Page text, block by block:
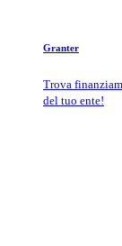
Granter
Trova
del tuo ente!